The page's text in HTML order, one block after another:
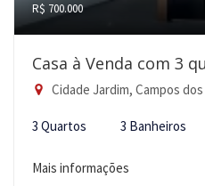
R$ 700.000
Casa à Venda com 3
Cidade Jardim, Campos
3 Quartos 3 Banheiros
Mais informações